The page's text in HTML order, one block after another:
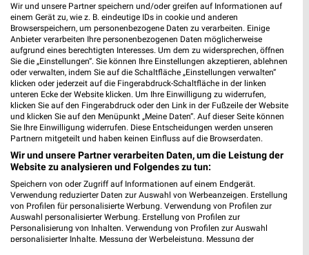
Schwabenheimer Weg 5
55543 Bad Kreuznach
Heute 07:00 - 22:00 Uhr | Schließt in 50 Min.
486,33 km • Angebote: 2 Prospekte
FrankfurtRheinMain
Kaiserstraße 56
60329 Frankfurt am Main
424,44 km
Emser Therme - Kannewischer Collection Bad
Ems
Viktoriaallee 25
Wir und unsere Partner speichern und/oder greifen auf Informationen auf
einem Gerät zu, wie z. B. eindeutige IDs in cookie und anderen
Browserspeichern, um personenbezogene Daten zu verarbeiten. Einige
Anbieter verarbeiten Ihre personenbezogenen Daten möglicherweise
aufgrund eines berechtigten Interesses. Um dem zu widersprechen, öffnen
Sie die „Einstellungen“. Sie können Ihre Einstellungen akzeptieren, ablehnen
oder verwalten, indem Sie auf die Schaltfläche „Einstellungen verwalten“
klicken oder jederzeit auf die Fingerabdruck-Schaltfläche in der linken
unteren Ecke der Website klicken. Um Ihre Einwilligung zu widerrufen,
klicken Sie auf den Fingerabdruck oder den Link in der Fußzeile der Website
und klicken Sie auf den Menüpunkt „Meine Daten“. Auf dieser Seite können
Sie Ihre Einwilligung widerrufen. Diese Entscheidungen werden unseren
Partnern mitgeteilt und haben keinen Einfluss auf die Browserdaten.
Wir und unsere Partner verarbeiten Daten, um die Leistung der
Website zu analysieren und Folgendes zu tun:
Speichern von oder Zugriff auf Informationen auf einem Endgerät.
Verwendung reduzierter Daten zur Auswahl von Werbeanzeigen. Erstellung
von Profilen für personalisierte Werbung. Verwendung von Profilen zur
Auswahl personalisierter Werbung. Erstellung von Profilen zur
Personalisierung von Inhalten. Verwendung von Profilen zur Auswahl
personalisierter Inhalte. Messung der Werbeleistung. Messung der